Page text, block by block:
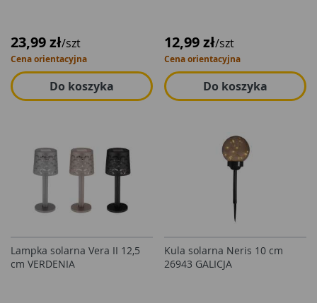
23,99 zł/szt
Cena orientacyjna
Do koszyka
12,99 zł/szt
Cena orientacyjna
Do koszyka
Lampka solarna Vera II 12,5
cm VERDENIA
Kula solarna Neris 10 cm
26943 GALICJA